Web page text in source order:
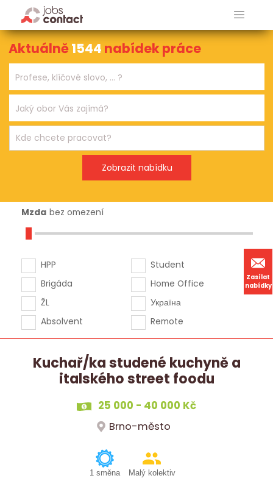
Zasílat
nabídky
Aktuálně1544 nabídek práce
Mzda bez omezení
HPP
Brigáda
ŽL
Absolvent
Student
Home Office
Україна
Remote
Kuchař/ka studené kuchyně a
italského street foodu
25 000 - 40 000 Kč
Brno-město
1 směna Malý kolektiv